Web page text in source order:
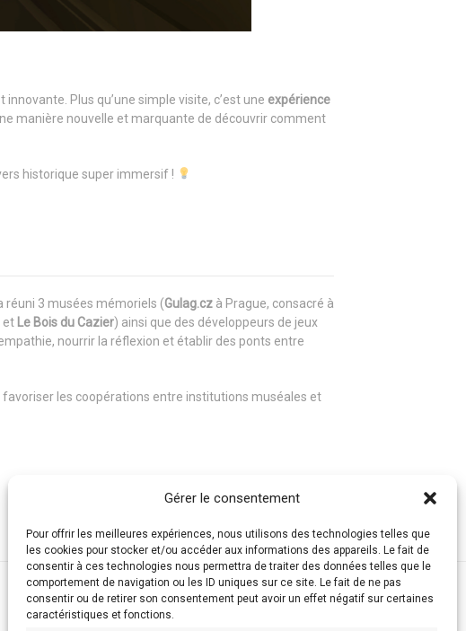
Gérer le consentement
Pour offrir les meilleures expériences, nous utilisons des technologies telles que
les cookies pour stocker et/ou accéder aux informations des appareils. Le fait de
consentir à ces technologies nous permettra de traiter des données telles que le
comportement de navigation ou les ID uniques sur ce site. Le fait de ne pas
consentir ou de retirer son consentement peut avoir un effet négatif sur certaines
caractéristiques et fonctions.
Plus qu’une simple visite, c’est une expérience
manière nouvelle et marquante de découvrir comment
historique super immersif !
réuni 3 musées mémoriels (Gulag.cz à Prague, consacré à
et Le Bois du Cazier) ainsi que des développeurs de jeux
nourrir la réflexion et établir des ponts entre
les coopérations entre institutions muséales et